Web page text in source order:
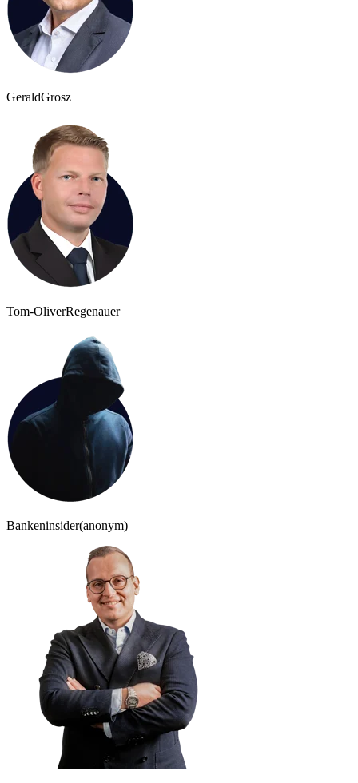
GeraldGrosz
Tom-OliverRegenauer
Bankeninsider(anonym)